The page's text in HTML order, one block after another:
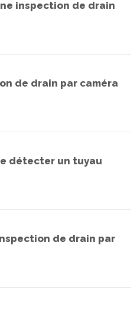
inspection de drain
de drain par caméra
détecter un tuyau
de drain par